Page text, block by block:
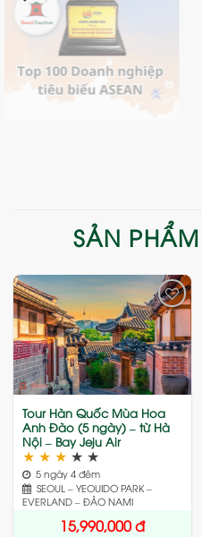
SẢN
Add
wishlist
Tour Hàn Quốc Mùa Hoa
Anh Đào (5 ngày) – từ Hà
Nội – Bay Jeju Air
★ ★ ★ ★ ★
5 ngày 4 đêm
SEOUL – YEOUIDO PARK –
EVERLAND – ĐẢO NAMI
15,990,000đ